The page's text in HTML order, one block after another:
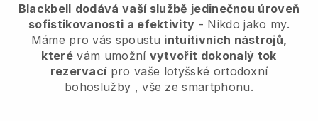
Blackbell dodává vaší službě jedinečnou úroveň
sofistikovanosti a efektivity - Nikdo jako my.
Máme pro vás spoustu intuitivních nástrojů,
které vám umožní vytvořit dokonalý tok
rezervací pro vaše lotyšské ortodoxní
bohoslužby , vše ze smartphonu.